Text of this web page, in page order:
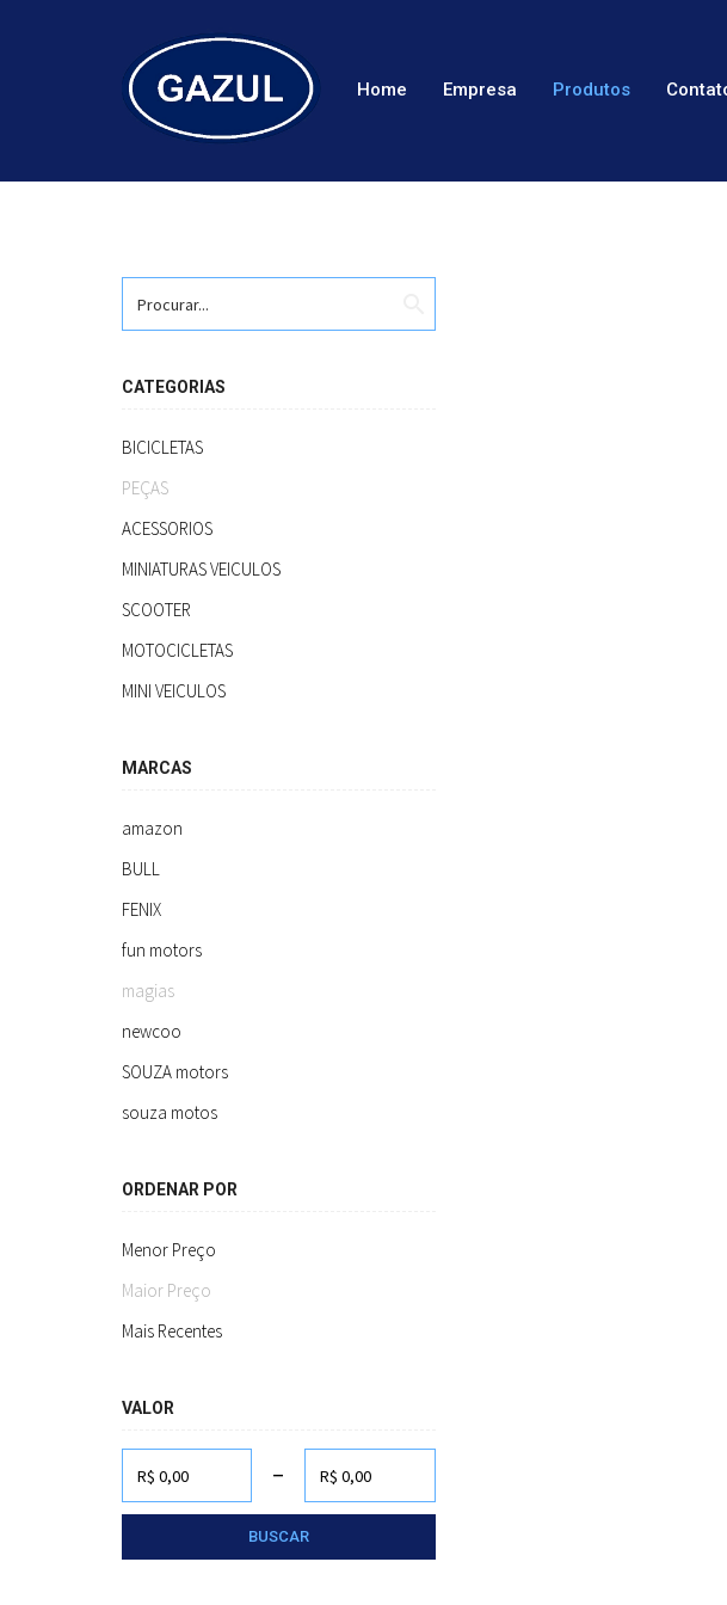
Home Empresa Produtos
CATEGORIAS
BICICLETAS
PEÇAS
ACESSORIOS
MINIATURAS VEICULOS
SCOOTER
MOTOCICLETAS
MINI VEICULOS
MARCAS
amazon
BULL
FENIX
fun motors
magias
newcoo
SOUZA motors
souza motos
ORDENAR POR
Menor Preço
Maior Preço
Mais Recentes
VALOR
-
BUSCAR